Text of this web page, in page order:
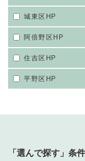
城東区HP
阿倍野区HP
住吉区HP
平野区HP
「選んで探す」条件